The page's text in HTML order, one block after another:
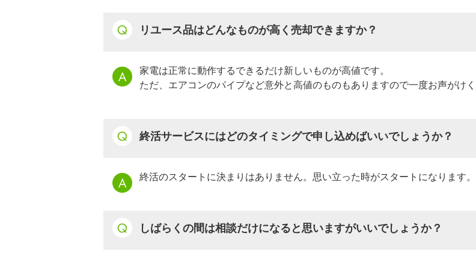
リユース品はどんなものが高く売却できますか？
家電は正常に動作するできるだけ新しいものが高値です。
ただ、エアコンのパイプなど意外と高値のものもありますので一度お声がけく
終活サービスにはどのタイミングで申し込めばいいでしょうか？
終活のスタートに決まりはありません。思い立った時がスタートになります
しばらくの間は相談だけになると思いますがいいでしょうか？